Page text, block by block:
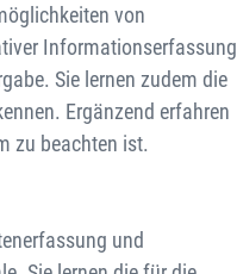
von
Informationserfassung
Sie lernen zudem die
Ergänzend erfahren
zu beachten ist.
und